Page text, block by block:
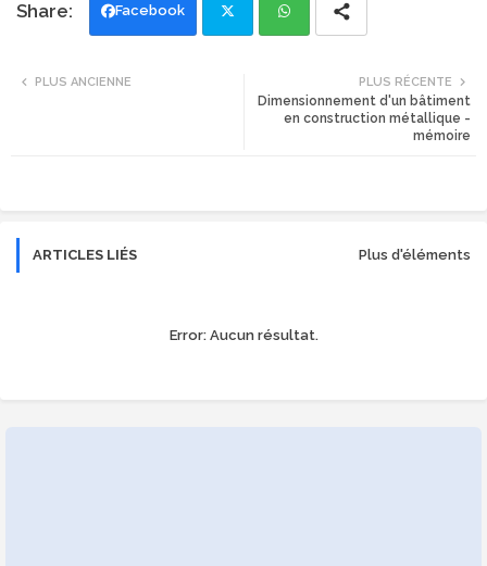
Facebook
ats
PLUS RÉCENTE
Dimensionnement d'un bâtiment
en construction métallique -
mémoire
PLUS ANCIENNE
ARTICLES LIÉS Plus d'éléments
Error:Aucun résultat.